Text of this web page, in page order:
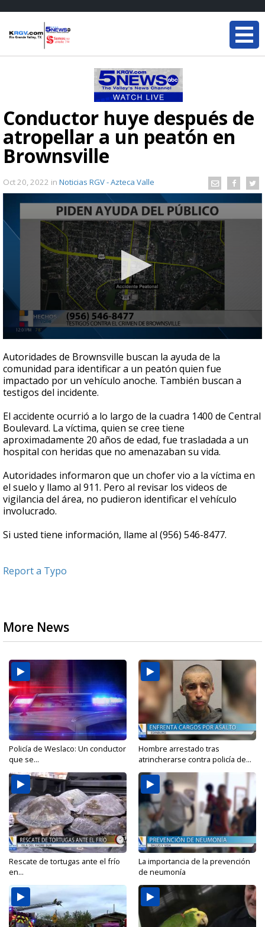
Conductor huye después de
atropellar a un peatón en
Brownsville
Oct 20, 2022 in Noticias RGV - Azteca Valle
seconds
of
53
seconds
Autoridades de Brownsville buscan la ayuda de la
comunidad para identificar a un peatón quien fue
impactado por un vehículo anoche. También buscan a
testigos del incidente.
El accidente ocurrió a lo largo de la cuadra 1400 de Central
Boulevard. La víctima, quien se cree tiene
aproximadamente 20 años de edad, fue trasladada a un
hospital con heridas que no amenazaban su vida.
Autoridades informaron que un chofer vio a la víctima en
el suelo y llamo al 911. Pero al revisar los videos de
vigilancia del área, no pudieron identificar el vehículo
involucrado.
Si usted tiene información, llame al (956) 546-8477.
Report a Typo
More News
Policía de Weslaco: Un conductor
que se...
Hombre arrestado tras
atrincherarse contra policía de...
Rescate de tortugas ante el frío
en...
La importancia de la prevención
de neumonía